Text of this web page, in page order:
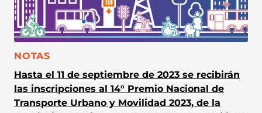
CATEGORÍA:
NOTAS
Hasta el 11 de septiembre de 2023 se recibirán
las inscripciones al 14° Premio Nacional de
Transporte Urbano y Movilidad 2023, de la